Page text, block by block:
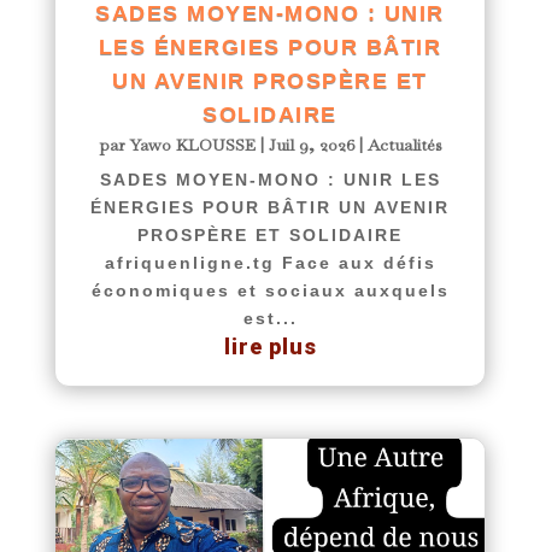
SADES MOYEN-MONO : UNIR
LES ÉNERGIES POUR BÂTIR
UN AVENIR PROSPÈRE ET
SOLIDAIRE
parYawo KLOUSSE| Juil 9, 2026|Actualités
SADES MOYEN-MONO : UNIR LES
ÉNERGIES POUR BÂTIR UN AVENIR
PROSPÈRE ET SOLIDAIRE
afriquenligne.tg Face aux défis
économiques et sociaux auxquels
est...
lire plus